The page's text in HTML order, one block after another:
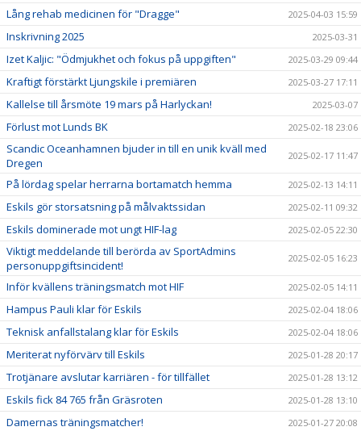
Lång rehab medicinen för "Dragge" 2025-04-03 15:59
Inskrivning 2025 2025-03-31
Izet Kaljic: "Ödmjukhet och fokus på uppgiften" 2025-03-29 09:44
Kraftigt förstärkt Ljungskile i premiären 2025-03-27 17:11
Kallelse till årsmöte 19 mars på Harlyckan! 2025-03-07
Förlust mot Lunds BK 2025-02-18 23:06
Scandic Oceanhamnen bjuder in till en unik kväll med
Dregen
2025-02-17 11:47
På lördag spelar herrarna bortamatch hemma 2025-02-13 14:11
Eskils gör storsatsning på målvaktssidan 2025-02-11 09:32
Eskils dominerade mot ungt HIF-lag 2025-02-05 22:30
Viktigt meddelande till berörda av SportAdmins
personuppgiftsincident!
2025-02-05 16:23
Inför kvällens träningsmatch mot HIF 2025-02-05 14:11
Hampus Pauli klar för Eskils 2025-02-04 18:06
Teknisk anfallstalang klar för Eskils 2025-02-04 18:06
Meriterat nyförvärv till Eskils 2025-01-28 20:17
Trotjänare avslutar karriären - för tillfället 2025-01-28 13:12
Eskils fick 84 765 från Gräsroten 2025-01-28 13:10
Damernas träningsmatcher! 2025-01-27 20:08